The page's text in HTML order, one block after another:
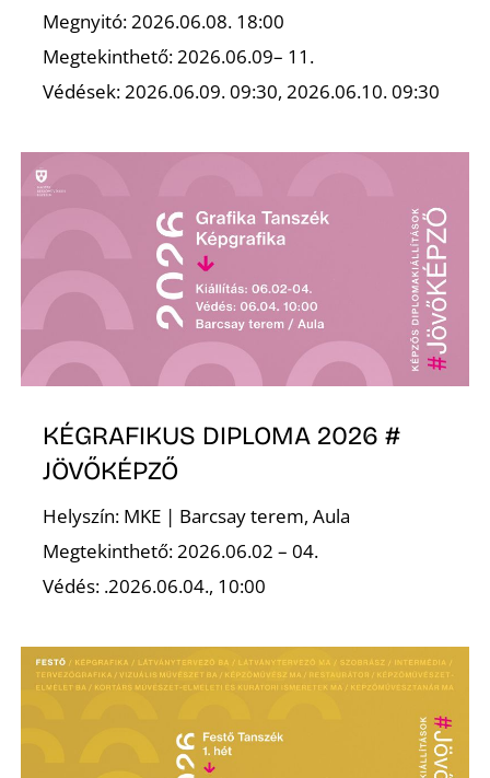
Megnyitó: 2026.06.08. 18:00
Megtekinthető: 2026.06.09– 11.
Védések: 2026.06.09. 09:30, 2026.06.10. 09:30
KÉGRAFIKUS DIPLOMA 2026 #
JÖVŐKÉPZŐ
Helyszín: MKE | Barcsay terem, Aula
Megtekinthető: 2026.06.02 – 04.
Védés: .2026.06.04., 10:00